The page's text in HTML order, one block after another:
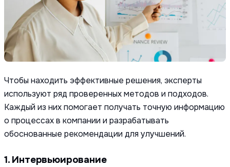
Чтобы находить эффективные решения, эксперты
используют ряд проверенных методов и подходов.
Каждый из них помогает получать точную информацию
о процессах в компании и разрабатывать
обоснованные рекомендации для улучшений.
1. Интервьюирование